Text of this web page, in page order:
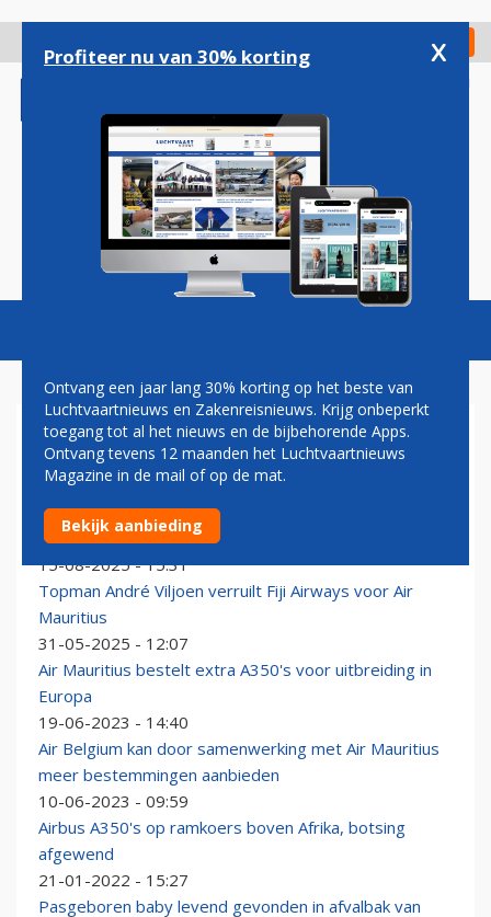
gaan
Check in
Magazine Podcasts Vacatures
AIR MAURITIUS
Air Mauritius: Airbus A350 maatje te groot voor
toekomstplannen
15-08-2025 - 15:31
Topman André Viljoen verruilt Fiji Airways voor Air
Mauritius
31-05-2025 - 12:07
Air Mauritius bestelt extra A350's voor uitbreiding in
Europa
19-06-2023 - 14:40
Air Belgium kan door samenwerking met Air Mauritius
meer bestemmingen aanbieden
10-06-2023 - 09:59
Airbus A350's op ramkoers boven Afrika, botsing
afgewend
21-01-2022 - 15:27
Pasgeboren baby levend gevonden in afvalbak van
Profiteer nu van 30% korting x
Ontvang een jaar lang 30% korting op het beste van
Luchtvaartnieuws en Zakenreisnieuws. Krijg onbeperkt
toegang tot al het nieuws en de bijbehorende Apps.
Ontvang tevens 12 maanden het Luchtvaartnieuws
Magazine in de mail of op de mat.
Bekijk aanbieding